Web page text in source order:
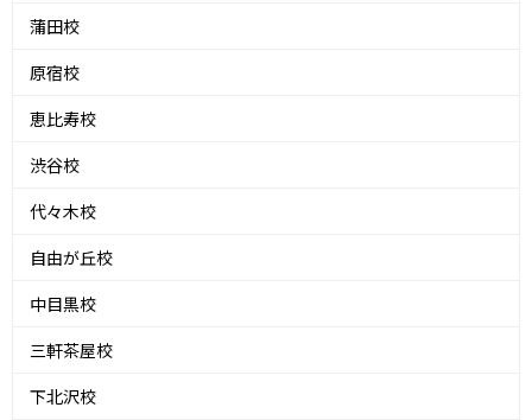
蒲田校
原宿校
恵比寿校
渋谷校
代々木校
自由が丘校
中目黒校
三軒茶屋校
下北沢校